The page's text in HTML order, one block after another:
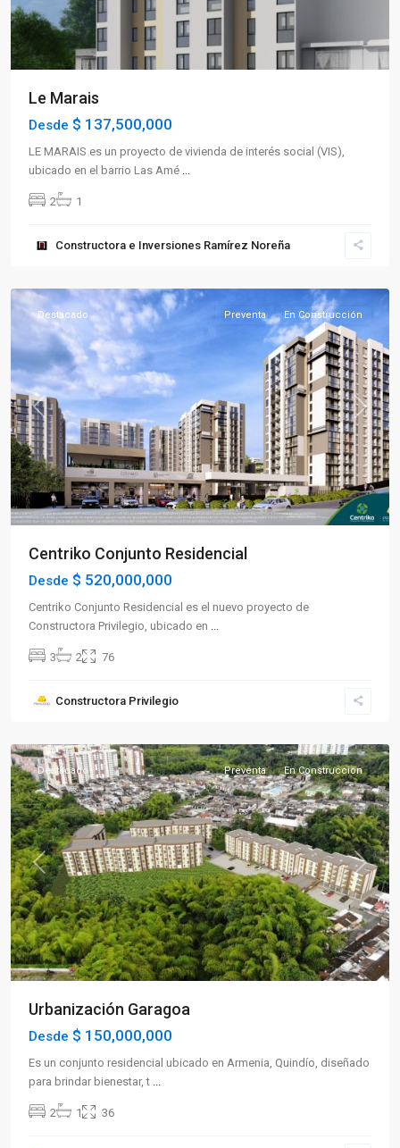
Le Marais
Desde $ 137,500,000
LE MARAIS es un proyecto de vivienda de interés social (VIS),
ubicado en el barrio Las Amé
2 1
Constructora e Inversiones Ramírez Noreña
Norte,
Previous Next
Destacado Preventa En Construcción
Centriko Conjunto Residencial
Desde $ 520,000,000
Centriko Conjunto Residencial es el nuevo proyecto de
Constructora Privilegio, ubicado en
3 2 76
Constructora Privilegio
Occidente,
Previous Next
Destacado Preventa En Construcción
Urbanización Garagoa
Desde $ 150,000,000
Es un conjunto residencial ubicado en Armenia, Quindío, diseñado
para brindar bienestar, t
2 1 36